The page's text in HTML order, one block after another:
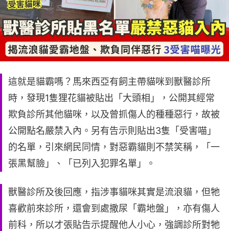
這就是貓霸嗎？馬來西亞有飼主帶貓咪到獸醫診所
時，發現1隻狸花貓被貼出「大頭相」，公開其經常
欺負診所其他貓咪，以及曾抓傷人的種種惡行，故被
公開點名嚴禁入內。另有告示則貼出3隻「受害喵」
的名單，引來網民同情，對惡霸貓則不禁笑稱，「一
張黑幫臉」、「已列入犯罪名單」。
獸醫診所及後回應，指涉事貓咪其實是流浪貓，但牠
喜歡前來診所，還會到處撒尿「霸地盤」，亦有傷人
前科，所以才張貼告示提醒他人小心，強調診所對牠